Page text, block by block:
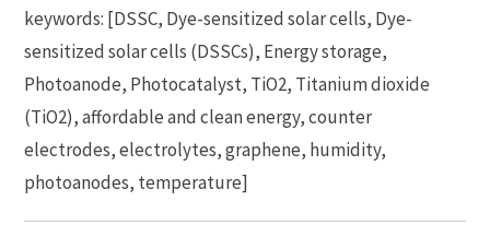
keywords: [DSSC, Dye-sensitized solar cells, Dye-
sensitized solar cells (DSSCs), Energy storage,
Photoanode, Photocatalyst, TiO2, Titanium dioxide
(TiO2), affordable and clean energy, counter
electrodes, electrolytes, graphene, humidity,
photoanodes, temperature]